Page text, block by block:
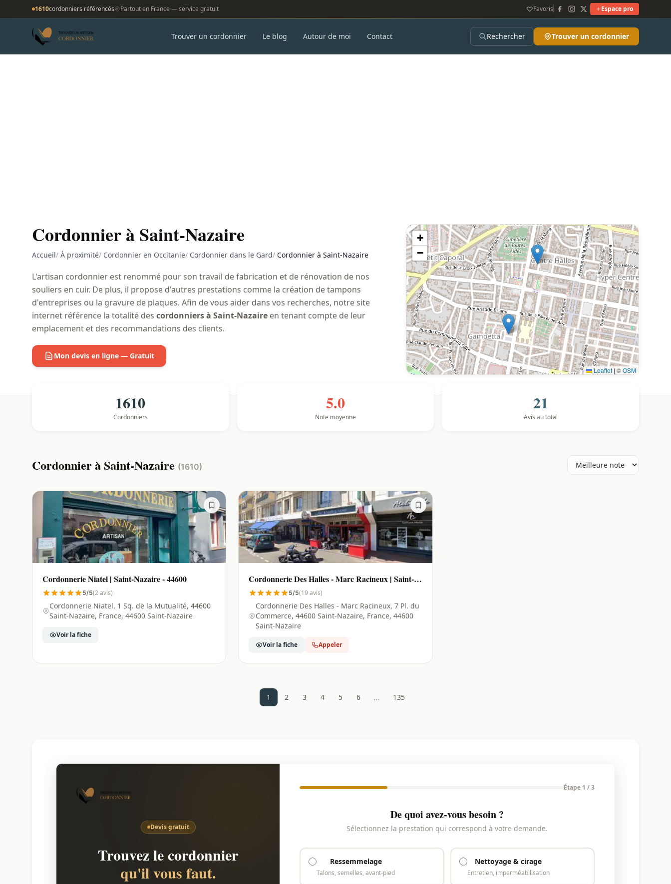
1610cordonniers référencés Partout en France — service gratuit Favoris Espace pro
Trouver un cordonnier Le blog Autour de moi Contact Rechercher Trouver un cordonnier
Cordonnier à Saint-Nazaire
Accueil/ À proximité/ Cordonnier en Occitanie/ Cordonnier dans le Gard/ Cordonnier à Saint-Nazaire
L'artisan cordonnier est renommé pour son travail de fabrication et de rénovation de nos
souliers en cuir. De plus, il propose d'autres prestations comme la création de tampons
d'entreprises ou la gravure de plaques. Afin de vous aider dans vos recherches, notre site
internet référence la totalité des cordonniers à Saint-Nazaire en tenant compte de leur
emplacement et des recommandations des clients.
Mon devis en ligne — Gratuit
+
−
Leaflet | ©OSM
1610
Cordonniers
5.0
Note moyenne
21
Avis au total
Cordonnier à Saint-Nazaire (1610)
Cordonnerie Niatel | Saint-Nazaire - 44600
5/5(2 avis)
Cordonnerie Niatel, 1 Sq. de la Mutualité, 44600
Saint-Nazaire, France, 44600 Saint-Nazaire
Voir la fiche
Cordonnerie Des Halles - Marc Racineux | Saint-
Nazaire - 44600
5/5(19 avis)
Cordonnerie Des Halles - Marc Racineux, 7 Pl. du
Commerce, 44600 Saint-Nazaire, France, 44600
Saint-Nazaire
Voir la fiche Appeler
1 2 3 4 5 6 … 135
Devis gratuit
Trouvez le cordonnier
qu'il vous faut.
Étape 1 / 3
De quoi avez-vous besoin ?
Sélectionnez la prestation qui correspond à votre demande.
Ressemmelage
Talons, semelles, avant-pied
Nettoyage & cirage
Entretien, imperméabilisation